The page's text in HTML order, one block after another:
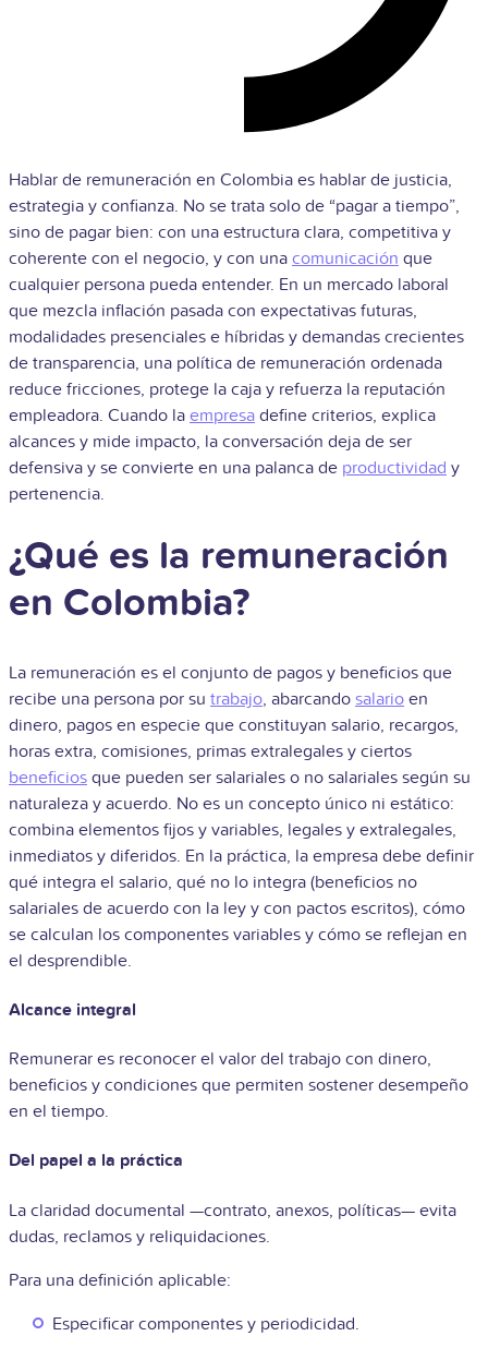
Hablar de remuneración en Colombia es hablar de justicia,
estrategia y confianza. No se trata solo de “pagar a tiempo”,
sino de pagar bien: con una estructura clara, competitiva y
coherente con el negocio, y con una comunicación que
cualquier persona pueda entender. En un mercado laboral
que mezcla inflación pasada con expectativas futuras,
modalidades presenciales e híbridas y demandas crecientes
de transparencia, una política de remuneración ordenada
reduce fricciones, protege la caja y refuerza la reputación
empleadora. Cuando la empresa define criterios, explica
alcances y mide impacto, la conversación deja de ser
defensiva y se convierte en una palanca de productividad y
pertenencia.
¿Qué es la remuneración
en Colombia?
La remuneración es el conjunto de pagos y beneficios que
recibe una persona por su trabajo, abarcando salario en
dinero, pagos en especie que constituyan salario, recargos,
horas extra, comisiones, primas extralegales y ciertos
beneficios que pueden ser salariales o no salariales según su
naturaleza y acuerdo. No es un concepto único ni estático:
combina elementos fijos y variables, legales y extralegales,
inmediatos y diferidos. En la práctica, la empresa debe definir
qué integra el salario, qué no lo integra (beneficios no
salariales de acuerdo con la ley y con pactos escritos), cómo
se calculan los componentes variables y cómo se reflejan en
el desprendible.
Alcance integral
Remunerar es reconocer el valor del trabajo con dinero,
beneficios y condiciones que permiten sostener desempeño
en el tiempo.
Del papel a la práctica
La claridad documental —contrato, anexos, políticas— evita
dudas, reclamos y reliquidaciones.
Para una definición aplicable:
Especificar componentes y periodicidad.